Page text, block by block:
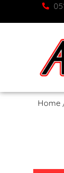
Home